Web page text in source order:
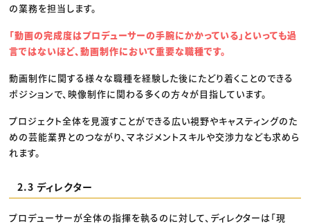
の業務を担当します。
「動画の完成度はプロデューサーの手腕にかかっている」といっても過
言ではないほど、動画制作において重要な職種です。
動画制作に関する様々な職種を経験した後にたどり着くことのできる
ポジションで、映像制作に関わる多くの方々が目指しています。
プロジェクト全体を見渡すことができる広い視野やキャスティングのた
めの芸能業界とのつながり、マネジメントスキルや交渉力なども求めら
れます。
2.3 ディレクター
プロデューサーが全体の指揮を執るのに対して、ディレクターは「現